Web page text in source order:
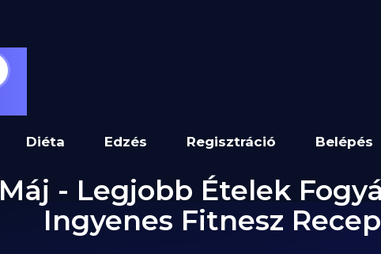
Diéta Edzés Regisztráció Belépés
Máj - Legjobb Ételek
Ingyenes Fitnesz